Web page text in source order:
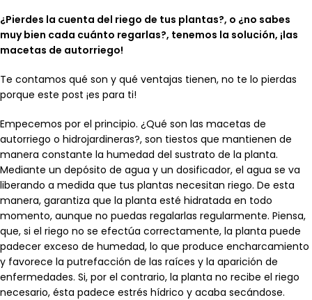
¿Pierdes la cuenta del riego de tus plantas?, o ¿no sabes
muy bien cada cuánto regarlas?, tenemos la solución, ¡las
macetas de autorriego!
Te contamos qué son y qué ventajas tienen, no te lo pierdas
porque este post ¡es para ti!
Empecemos por el principio. ¿Qué son las macetas de
autorriego o hidrojardineras?, son tiestos que mantienen de
manera constante la humedad del sustrato de la planta.
Mediante un depósito de agua y un dosificador, el agua se va
liberando a medida que tus plantas necesitan riego. De esta
manera, garantiza que la planta esté hidratada en todo
momento, aunque no puedas regalarlas regularmente. Piensa,
que, si el riego no se efectúa correctamente, la planta puede
padecer exceso de humedad, lo que produce encharcamiento
y favorece la putrefacción de las raíces y la aparición de
enfermedades. Si, por el contrario, la planta no recibe el riego
necesario, ésta padece estrés hídrico y acaba secándose.